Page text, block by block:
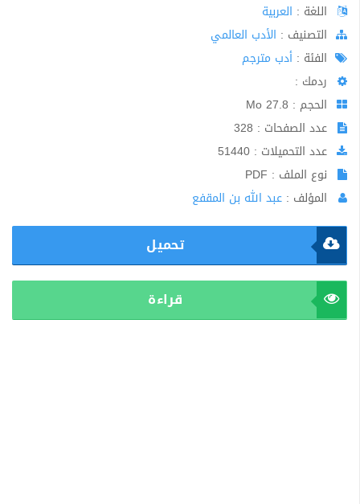
اللغة : العربية
اﻟﺘﺼﻨﻴﻒ : الأدب العالمي
الفئة : أدب مترجم
ردمك :
الحجم : 27.8 Mo
عدد الصفحات : 328
عدد التحميلات : 51440
نوع الملف : PDF
المؤلف : عبد الله بن المقفع
تحميل
قراءة